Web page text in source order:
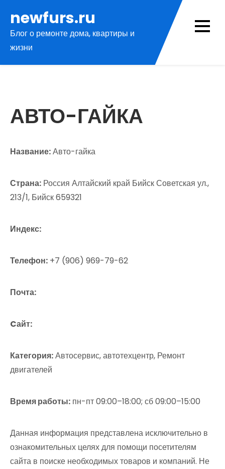
содержимому
newfurs.ru
Блог о ремонте дома, квартиры и
жизни
АВТО-ГАЙКА
Название:Авто-гайка
Страна: Россия Алтайский край Бийск Советская ул.,
213/1, Бийск 659321
Индекс:
Телефон: +7 (906) 969-79-62
Почта:
Cайт:
Категория:Автосервис, автотехцентр, Ремонт
двигателей
Время работы: пн-пт 09:00–18:00; сб 09:00–15:00
Данная информация представлена исключительно в
ознакомительных целях для помощи посетителям
сайта в поиске необходимых товаров и компаний. Не